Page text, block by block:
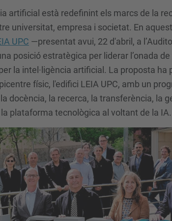
artificial està redefinint els marcs de la
universitat, empresa i societat. En
UPC —presentat avui, 22 d'abril, a
posició estratègica per liderar l’onada
la intel·ligència artificial. La proposta ha
físic, l'edifici LEIA UPC, amb un
docència, la recerca, la transferència, la
plataforma tecnològica al voltant de la IA.